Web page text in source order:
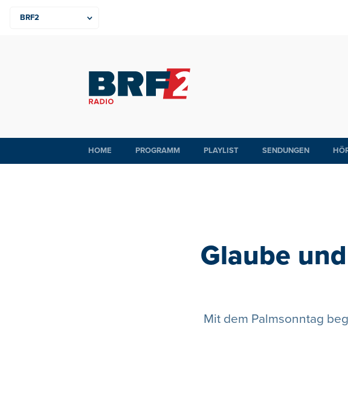
HOME PROGRAMM PLAYLIST SENDUNGEN
Glaube
Mit dem Palmsonntag